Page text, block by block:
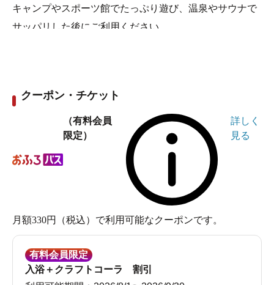
キャンプやスポーツ館でたっぷり遊び、温泉やサウナで
サッパリした後にご利用ください。
クーポン・チケット
（有料会員
限定）
詳しく
見る
月額330円（税込）で利用可能なクーポンです。
有料会員限定
入浴＋クラフトコーラ 割引